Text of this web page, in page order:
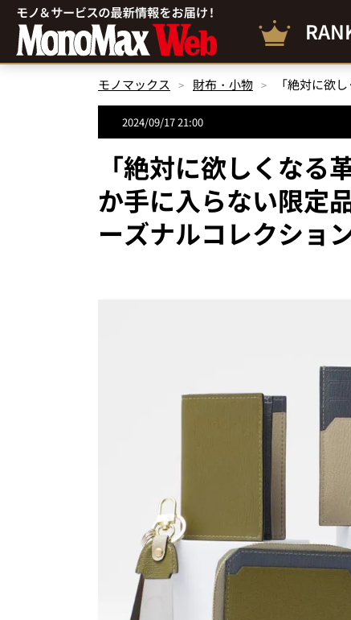
モノマックス 財布・小物
2024/09/17 21:00
「絶対に欲しくなる
か手に入らない限定
ーズナルコレクショ